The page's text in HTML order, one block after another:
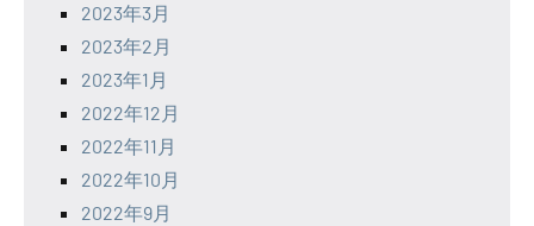
2023年3月
2023年2月
2023年1月
2022年12月
2022年11月
2022年10月
2022年9月